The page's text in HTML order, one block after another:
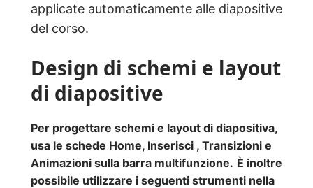
applicate automaticamente alle diapositive
del corso.
Design di schemi e layout
di diapositive
Per progettare schemi e layout di diapositiva,
usa le schede Home, Inserisci , Transizioni e
Animazioni sulla barra multifunzione. È inoltre
possibile utilizzare i seguenti strumenti nella